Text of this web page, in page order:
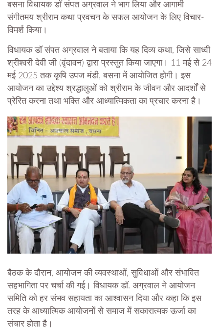
बसना विधायक डॉ संपत अग्रवाल ने भाग लिया और आगामी
संगीतमय श्रीराम कथा प्रवचन के सफल आयोजन के लिए विचार-
विमर्श किया।
विधायक डॉ संपत अग्रवाल ने बताया कि यह दिव्य कथा, जिसे साध्वी
श्रीश्वरी देवी जी (वृंदावन) द्वारा प्रस्तुत किया जाएगा। 11 मई से 24
मई 2025 तक कृषि उपज मंडी, बसना में आयोजित होगी। इस
आयोजन का उद्देश्य श्रद्धालुओं को श्रीराम के जीवन और आदर्शों से
प्रेरित करना तथा भक्ति और आध्यात्मिकता का प्रचार करना है।
बैठक के दौरान, आयोजन की व्यवस्थाओं, सुविधाओं और संभावित
सहभागिता पर चर्चा की गई। विधायक डॉ. अग्रवाल ने आयोजन
समिति को हर संभव सहायता का आश्वासन दिया और कहा कि इस
तरह के आध्यात्मिक आयोजनों से समाज में सकारात्मक ऊर्जा का
संचार होता है।